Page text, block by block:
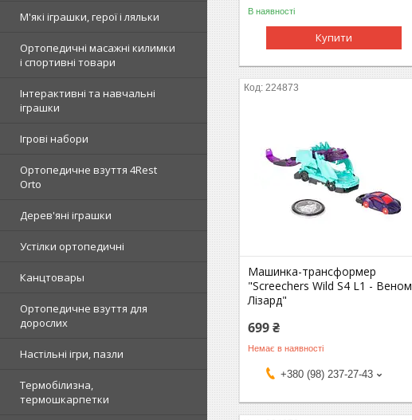
М'які іграшки, герої і ляльки
Ортопедичні масажні килимки
і спортивні товари
Інтерактивні та навчальні
іграшки
Ігрові набори
Ортопедичне взуття 4Rest
Orto
Дерев'яні іграшки
Устілки ортопедичні
Канцтовары
Ортопедичне взуття для
дорослих
Настільні ігри, пазли
Термобілизна,
термошкарпетки
В наявності
Купити
224873
Машинка-трансформер
"Screechers Wild S4 L1 - Веном
Лізард"
699 ₴
Немає в наявності
+380 (98) 237-27-43